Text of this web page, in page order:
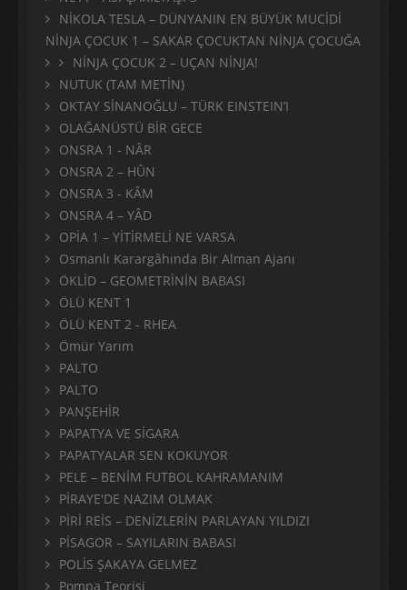
NİKOLA TESLA – DÜNYANIN EN BÜYÜK MUCİDİ
NİNJA ÇOCUK 1 – SAKAR ÇOCUKTAN NİNJA ÇOCUĞA
NİNJA ÇOCUK 2 – UÇAN NİNJA!
NUTUK (TAM METİN)
OKTAY SİNANOĞLU – TÜRK EINSTEIN’I
OLAĞANÜSTÜ BİR GECE
ONSRA 1 - NÂR
ONSRA 2 – HÛN
ONSRA 3 - KÂM
ONSRA 4 – YÂD
OPİA 1 – YİTİRMELİ NE VARSA
Osmanlı Karargâhında Bir Alman Ajanı
ÖKLİD – GEOMETRİNİN BABASI
ÖLÜ KENT 1
ÖLÜ KENT 2 - RHEA
Ömür Yarım
PALTO
PALTO
PANŞEHİR
PAPATYA VE SİGARA
PAPATYALAR SEN KOKUYOR
PELE – BENİM FUTBOL KAHRAMANIM
PİRAYE'DE NAZIM OLMAK
PİRİ REİS – DENİZLERİN PARLAYAN YILDIZI
PİSAGOR – SAYILARIN BABASI
POLİS ŞAKAYA GELMEZ
Pompa Teorisi